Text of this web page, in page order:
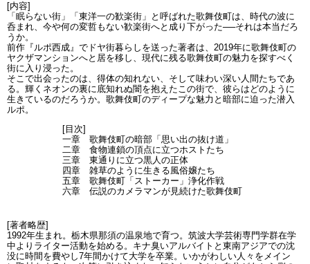
[内容]
「眠らない街」「東洋一の歓楽街」と呼ばれた歌舞伎町は、時代の波に
呑まれ、今や何の変哲もない歓楽街へと成り下がった──それは本当だろ
うか。
前作『ルポ西成』でドヤ街暮らしを送った著者は、2019年に歌舞伎町の
ヤクザマンションへと居を移し、現代に残る歌舞伎町の魅力を探すべく
街に入り浸った。
そこで出会ったのは、得体の知れない、そして味わい深い人間たちであ
る。輝くネオンの裏に底知れぬ闇を抱えたこの街で、彼らはどのように
生きているのだろうか。歌舞伎町のディープな魅力と暗部に迫った潜入
ルポ。
[目次]
一章 歌舞伎町の暗部「思い出の抜け道」
二章 食物連鎖の頂点に立つホストたち
三章 東通りに立つ黒人の正体
四章 雑草のように生きる風俗嬢たち
五章 歌舞伎町「ストーカー」浄化作戦
六章 伝説のカメラマンが見続けた歌舞伎町
[著者略歴]
1992年生まれ。栃木県那須の温泉地で育つ。筑波大学芸術専門学群在学
中よりライター活動を始める。キナ臭いアルバイトと東南アジアでの沈
没に時間を費やし7年間かけて大学を卒業。いかがわしい人々をメイン